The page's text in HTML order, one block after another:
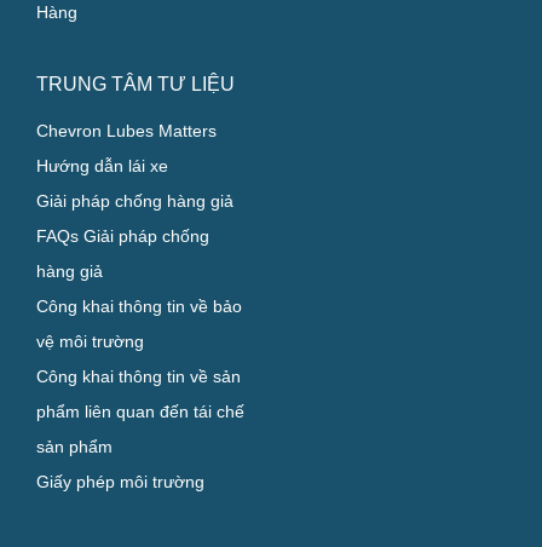
Hàng
TRUNG TÂM TƯ LIỆU
Chevron Lubes Matters
Hướng dẫn lái xe
Giải pháp chống hàng giả
FAQs Giải pháp chống
hàng giả
Công khai thông tin về bảo
vệ môi trường
Công khai thông tin về sản
phẩm liên quan đến tái chế
sản phẩm
Giấy phép môi trường